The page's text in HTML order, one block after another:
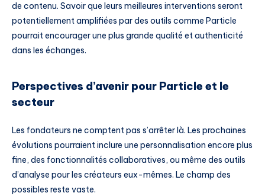
de contenu. Savoir que leurs meilleures interventions seront
potentiellement amplifiées par des outils comme Particle
pourrait encourager une plus grande qualité et authenticité
dans les échanges.
Perspectives d’avenir pour Particle et le
secteur
Les fondateurs ne comptent pas s’arrêter là. Les prochaines
évolutions pourraient inclure une personnalisation encore plus
fine, des fonctionnalités collaboratives, ou même des outils
d’analyse pour les créateurs eux-mêmes. Le champ des
possibles reste vaste.